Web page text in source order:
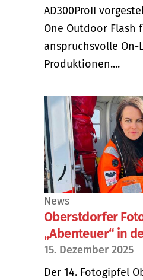
AD300ProII
One Outdoor Flash
anspruchsvolle
Produktionen....
News
Oberstdorfer
„Abenteuer“ in
15. Dezember 2025
Der 14. Fotogipfel